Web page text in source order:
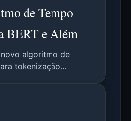
de Tempo
BERT e Além
algoritmo de
tokenização
resultados e